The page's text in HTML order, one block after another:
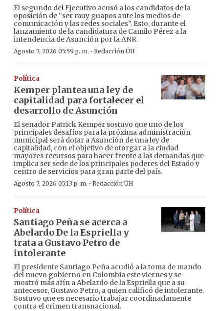
El segundo del Ejecutivo acusó a los candidatos de la
oposición de “ser muy guapos ante los medios de
comunicación y las redes sociales”. Esto, durante el
lanzamiento de la candidatura de Camilo Pérez a la
intendencia de Asunción por la ANR.
Agosto 7, 2026 05:59 p. m. · Redacción ÚH
Política
Kemper plantea una ley de
capitalidad para fortalecer el
desarrollo de Asunción
El senador Patrick Kemper sostuvo que uno de los
principales desafíos para la próxima administración
municipal será dotar a Asunción de una ley de
capitalidad, con el objetivo de otorgar a la ciudad
mayores recursos para hacer frente a las demandas que
implica ser sede de los principales poderes del Estado y
centro de servicios para gran parte del país.
Agosto 7, 2026 05:13 p. m. · Redacción ÚH
Política
Santiago Peña se acerca a
Abelardo De la Espriella y
trata a Gustavo Petro de
intolerante
El presidente Santiago Peña acudió a la toma de mando
del nuevo gobierno en Colombia este viernes y se
mostró más afín a Abelardo de la Espriella que a su
antecesor, Gustavo Petro, a quien calificó de intolerante.
Sostuvo que es necesario trabajar coordinadamente
contra el crimen transnacional.